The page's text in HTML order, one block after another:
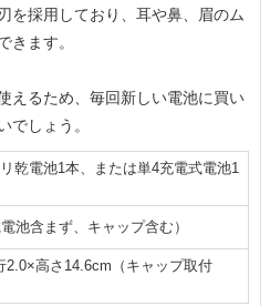
を採用しており、耳や鼻、眉のム
きます。
えるため、毎回新しい電池に買い
でしょう。
乾電池1本、または単4充電式電池1
池含まず、キャップ含む）
2.0×高さ14.6cm（キャップ取付